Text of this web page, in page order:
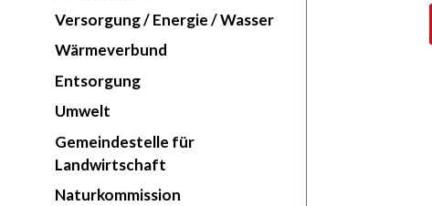
Versorgung / Energie / Wasser
Wärmeverbund
Entsorgung
Umwelt
Gemeindestelle für
Landwirtschaft
Naturkommission